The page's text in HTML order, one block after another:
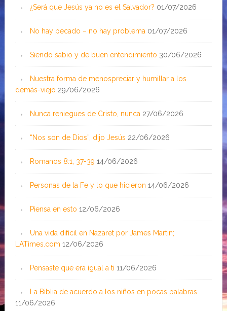
¿Será que Jesús ya no es el Salvador? 01/07/2026
No hay pecado – no hay problema 01/07/2026
Siendo sabio y de buen entendimiento 30/06/2026
Nuestra forma de menospreciar y humillar a los
demás-viejo 29/06/2026
Nunca reniegues de Cristo, nunca 27/06/2026
“Nos son de Dios”, dijo Jesús 22/06/2026
Romanos 8:1, 37-39 14/06/2026
Personas de la Fe y lo que hicieron 14/06/2026
Piensa en esto 12/06/2026
Una vida difícil en Nazaret por James Martin;
LATimes.com 12/06/2026
Pensaste que era igual a ti 11/06/2026
La Biblia de acuerdo a los niños en pocas palabras
11/06/2026